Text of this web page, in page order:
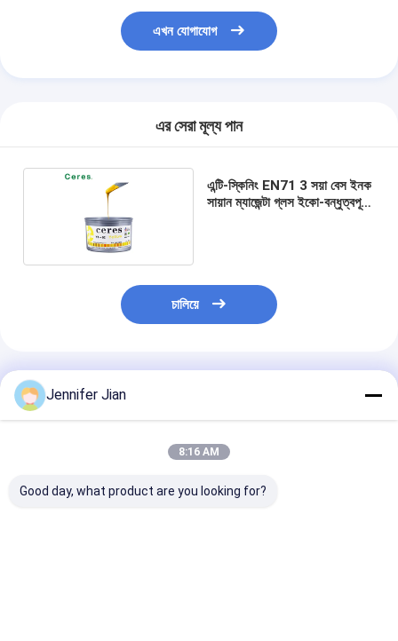
এখন যোগাযোগ
এর সেরা মূল্য পান
এন্টি-স্কিনিং EN71 3 সয়া বেস ইনক
সায়ান ম্যাজেন্টা গ্লস ইকো-বন্ধুত্বপূর্ণ
চালিয়ে
প্রস্তাবিত পণ্য
Jennifer Jian
8:16 AM
Good day, what product are you looking for?